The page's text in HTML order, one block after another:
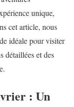
unique,
cet article, nous
idéale pour visiter
détaillées et des
: Un